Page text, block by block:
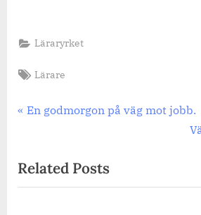
Läraryrket
Tags:
Lärare
Inläggsnavigering
Previous
En godmorgon på väg mot jobb.
Related Posts